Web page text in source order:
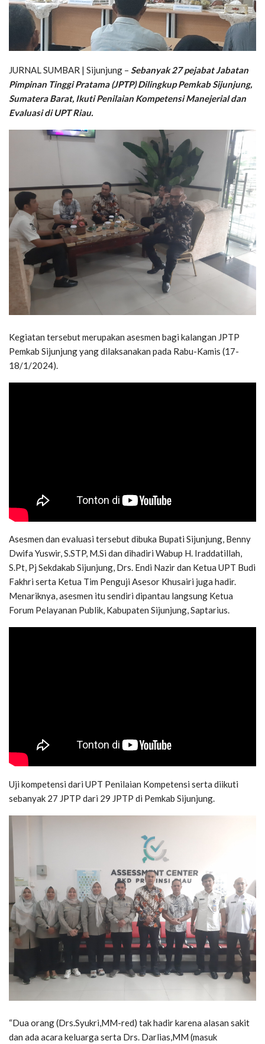
JURNAL SUMBAR | Sijunjung – Sebanyak 27 pejabat Jabatan
Pimpinan Tinggi Pratama (JPTP) Dilingkup Pemkab Sijunjung,
Sumatera Barat, Ikuti Penilaian Kompetensi Manejerial dan
Evaluasi di UPT Riau.
Kegiatan tersebut merupakan asesmen bagi kalangan JPTP
Pemkab Sijunjung yang dilaksanakan pada Rabu-Kamis (17-
18/1/2024).
Asesmen dan evaluasi tersebut dibuka Bupati Sijunjung, Benny
Dwifa Yuswir, S.STP, M.Si dan dihadiri Wabup H. Iraddatillah,
S.Pt, Pj Sekdakab Sijunjung, Drs. Endi Nazir dan Ketua UPT Budi
Fakhri serta Ketua Tim Penguji Asesor Khusairi juga hadir.
Menariknya, asesmen itu sendiri dipantau langsung Ketua
Forum Pelayanan Publik, Kabupaten Sijunjung, Saptarius.
Uji kompetensi dari UPT Penilaian Kompetensi serta diikuti
sebanyak 27 JPTP dari 29 JPTP di Pemkab Sijunjung.
“Dua orang (Drs.Syukri,MM-red) tak hadir karena alasan sakit
dan ada acara keluarga serta Drs. Darlias,MM (masuk